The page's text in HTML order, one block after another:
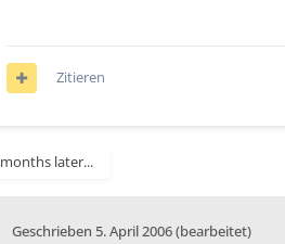
Zitieren
later...
Geschrieben 5. April 2006(bearbeitet)